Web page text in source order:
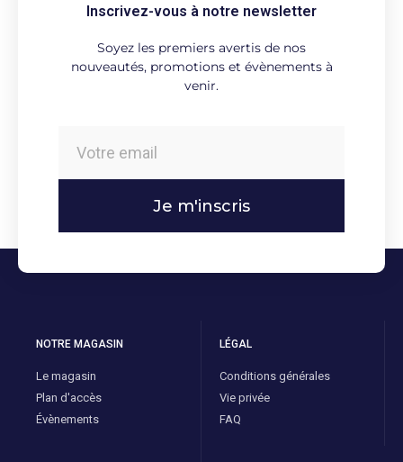
Inscrivez-vous à notre newsletter
Soyez les premiers avertis de nos
nouveautés, promotions et évènements à
venir.
Je m'inscris
NOTRE MAGASIN
Le magasin
Plan d'accès
Évènements
LÉGAL
Conditions générales
Vie privée
FAQ